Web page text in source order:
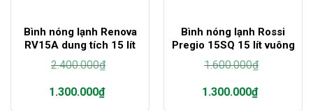
Bình nóng lạnh Renova
RV15A dung tích 15 lít
2.400.000₫
gốc
1.300.000₫
Bình nóng lạnh Rossi
Pregio 15SQ 15 lít vuông
1.600.000₫
gốc
1.300.000₫